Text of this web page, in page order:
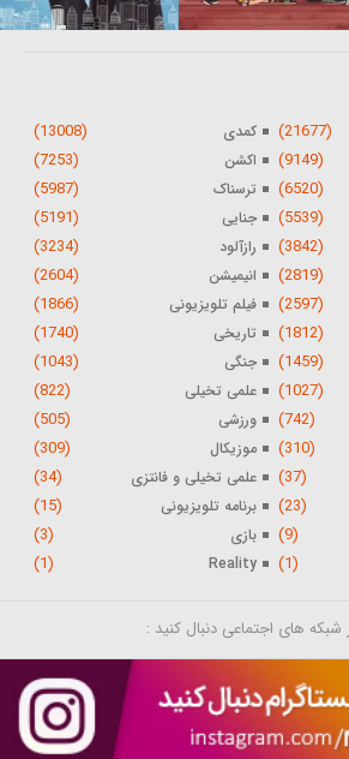
(21677) کمدی (13008)
(9149) اکشن (7253)
(6520) ترسناک (5987)
(5539) جنایی (5191)
(3842) رازآلود (3234)
(2819) انیمیشن (2604)
(2597) فیلم تلویزیونی (1866)
(1812) تاریخی (1740)
(1459) جنگی (1043)
(1027) علمی تخیلی (822)
(742) ورزشی (505)
(310) موزیکال (309)
(37) علمی تخیلی و فانتزی (34)
(23) برنامه تلویزیونی (15)
(9) بازی (3)
(1)
Reality
(1)
شبکه های اجتماعی دنبال کنید :